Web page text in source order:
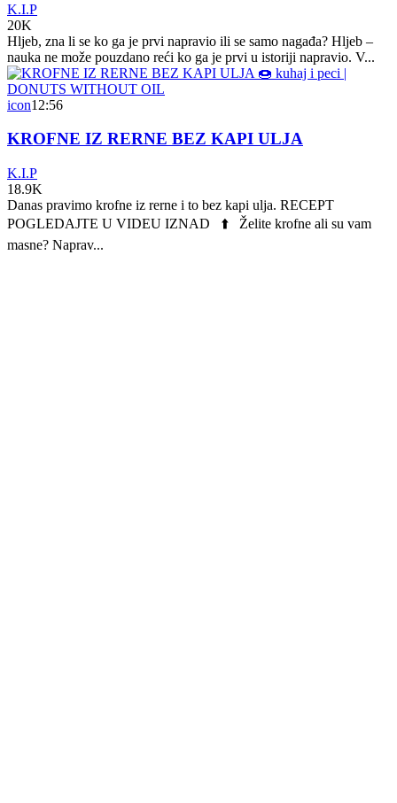
K.I.P
20K
Hljeb, zna li se ko ga je prvi napravio ili se samo nagađa? Hljeb –
nauka ne može pouzdano reći ko ga je prvi u istoriji napravio. V...
icon12:56
KROFNE IZ RERNE BEZ KAPI ULJA
K.I.P
18.9K
Danas pravimo krofne iz rerne i to bez kapi ulja. RECEPT
POGLEDAJTE U VIDEU IZNAD ⬆️ Želite krofne ali su vam
masne? Naprav...